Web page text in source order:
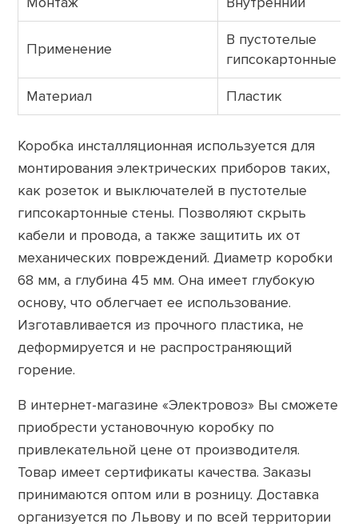
Применение
В пустотелые
гипсокартонные
Материал Пластик
Коробка инсталляционная используется для
монтирования электрических приборов таких,
как розеток и выключателей в пустотелые
гипсокартонные стены. Позволяют скрыть
кабели и провода, а также защитить их от
механических повреждений. Диаметр коробки
68 мм, а глубина 45 мм. Она имеет глубокую
основу, что облегчает ее использование.
Изготавливается из прочного пластика, не
деформируется и не распространяющий
горение.
В интернет-магазине «Электровоз» Вы сможете
приобрести установочную коробку по
привлекательной цене от производителя.
Товар имеет сертификаты качества. Заказы
принимаются оптом или в розницу. Доставка
организуется по Львову и по всей территории